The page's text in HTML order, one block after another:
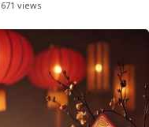
views